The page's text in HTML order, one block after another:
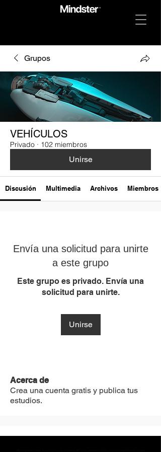
Grupos
VEHÍCULOS
Privado · 102 miembros
Unirse
Discusión Multimedia Archivos Miembros
Envía una solicitud para unirte
a este grupo
Este grupo es privado. Envía una
solicitud para unirte.
Unirse
Acerca de
Crea una cuenta gratis y publica tus
estudios.